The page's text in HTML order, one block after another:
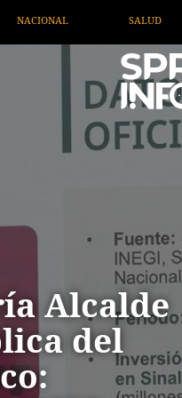
INTERNACIONAL
Alcalde
del